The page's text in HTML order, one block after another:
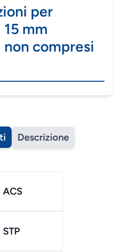
per
mm
compresi
Descrizione
ACS
STP